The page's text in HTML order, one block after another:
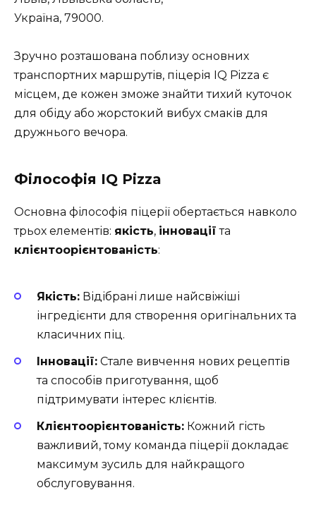
Україна, 79000.
Зручно розташована поблизу основних
транспортних маршрутів, піцерія IQ Pizza є
місцем, де кожен зможе знайти тихий куточок
для обіду або жорстокий вибух смаків для
дружнього вечора.
Філософія IQ Pizza
Основна філософія піцерії обертається навколо
трьох елементів: якість, інновації та
клієнтоорієнтованість:
Якість: Відібрані лише найсвіжіші
інгредієнти для створення оригінальних та
класичних піц.
Інновації: Стале вивчення нових рецептів
та способів приготування, щоб
підтримувати інтерес клієнтів.
Клієнтоорієнтованість: Кожний гість
важливий, тому команда піцерії докладає
максимум зусиль для найкращого
обслуговування.